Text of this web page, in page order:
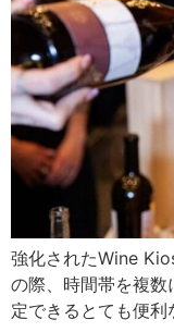
強化されたWine
の際、時間帯を複
定できるとても便利